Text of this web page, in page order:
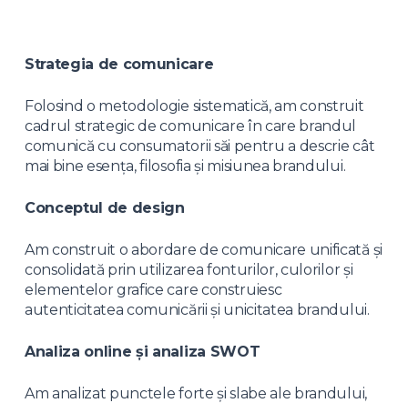
Strategia de comunicare
Folosind o metodologie sistematică, am construit
cadrul strategic de comunicare în care brandul
comunică cu consumatorii săi pentru a descrie cât
mai bine esența, filosofia și misiunea brandului.
Conceptul de design
Am construit o abordare de comunicare unificată și
consolidată prin utilizarea fonturilor, culorilor și
elementelor grafice care construiesc
autenticitatea comunicării și unicitatea brandului.
Analiza online și analiza SWOT
Am analizat punctele forte și slabe ale brandului,